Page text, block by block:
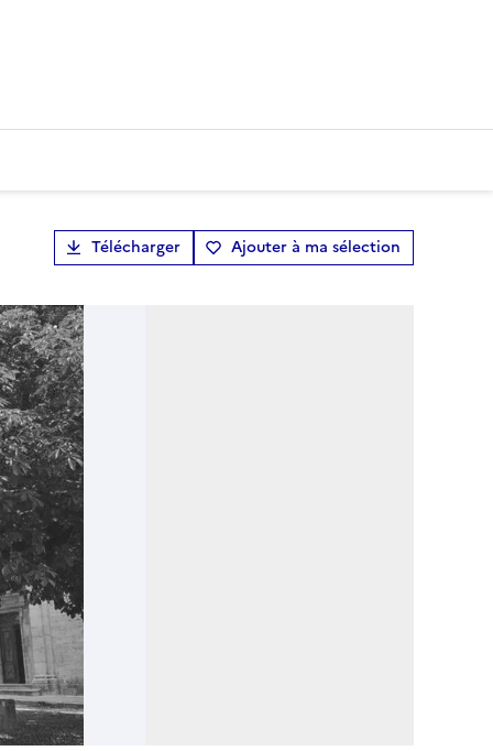
Télécharger Ajouter à ma sélection